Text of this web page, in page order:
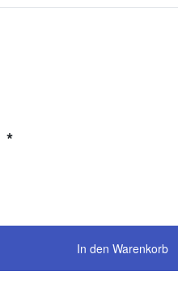
*
In den Warenkorb